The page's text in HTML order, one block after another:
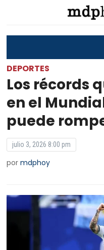
DEPORTES
Los récords
en el
puede
julio 3, 2026 8:00 pm
pormdphoy